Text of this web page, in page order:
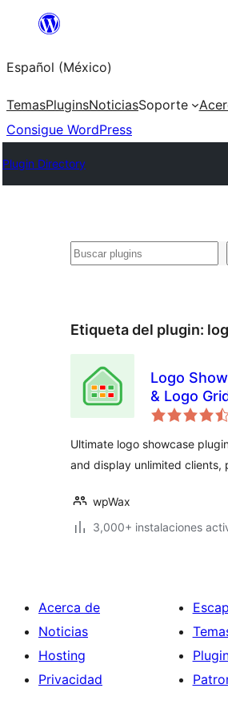
Saltar
contenido
Español (México)
TemasPluginsNoticiasSoporte
Consigue WordPress
Plugin Directory
Buscar
Etiqueta del plugin:
Logo
& Logo
Ultimate logo showcase
and display unlimited clients,
wpWax
3,000+ instalaciones
Acerca de
Noticias
Hosting
Privacidad